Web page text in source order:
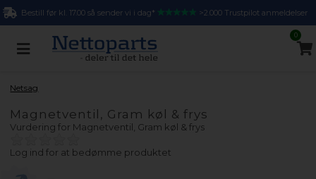
Bestill før kl. 17.00 så sender vi i dag* >2.000 Trustpilot anmeldelser
0
Netsag
Magnetventil, Gram køl & frys
Vurdering for Magnetventil, Gram køl & frys
Log ind for at bedømme produktet